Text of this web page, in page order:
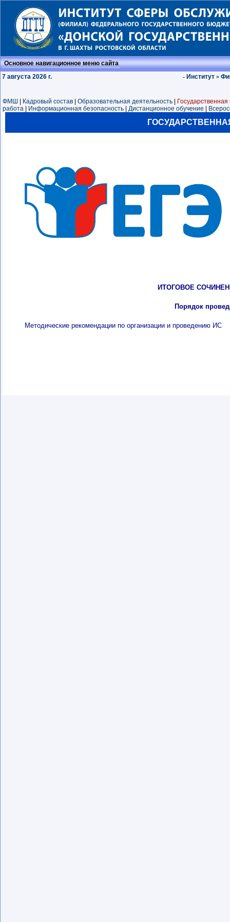
Основное навигационное меню сайта
7 августа 2026 г.
- Институт »
ФМШ Кадровый состав Образовательная деятельность
работа
Информационная безопасность Дистанционное обучение
ИТОГОВОЕ
Порядок
Методические рекомендации по организации и проведению ИС